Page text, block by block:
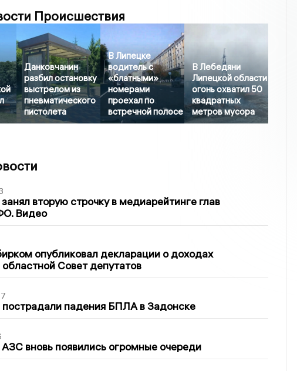
Происшествия
Данковчанин
разбил остановку
выстрелом из
пневматического
пистолета
В Липецке
водитель с
«блатными»
номерами
проехал по
встречной полосе
В Лебедяни
Липецкой области
огонь охватил 50
квадратных
метров мусора
вторую строчку в медиарейтинге глав
Видео
опубликовал декларации о доходах
Совет депутатов
пострадали падения БПЛА в Задонске
вновь появились огромные очереди